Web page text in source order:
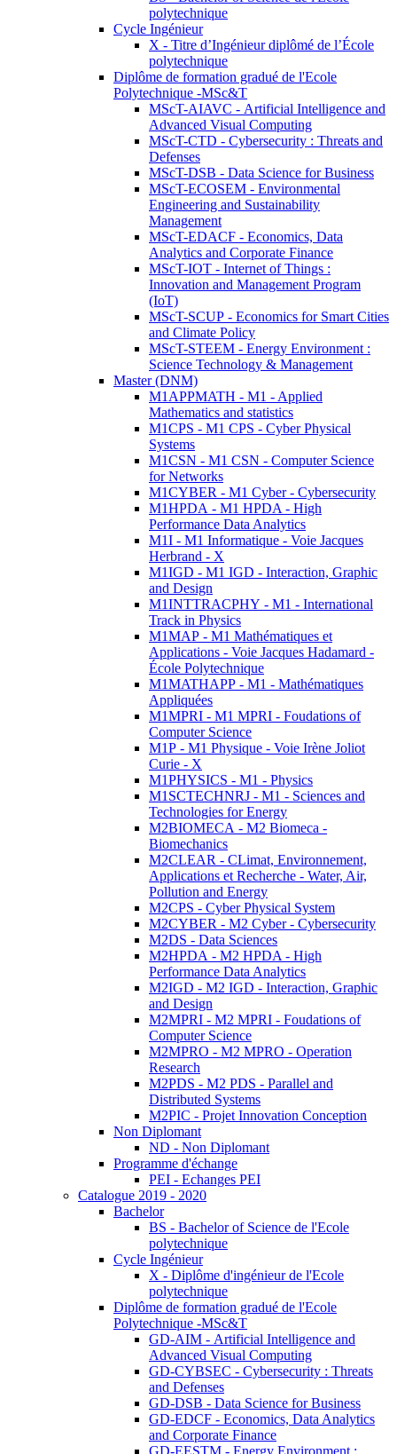
polytechnique
Cycle Ingénieur
X - Titre d’Ingénieur diplômé de l’École
polytechnique
Diplôme de formation gradué de l'Ecole
Polytechnique -MSc&T
MScT-AIAVC - Artificial Intelligence and
Advanced Visual Computing
MScT-CTD - Cybersecurity : Threats and
Defenses
MScT-DSB - Data Science for Business
MScT-ECOSEM - Environmental
Engineering and Sustainability
Management
MScT-EDACF - Economics, Data
Analytics and Corporate Finance
MScT-IOT - Internet of Things :
Innovation and Management Program
(IoT)
MScT-SCUP - Economics for Smart Cities
and Climate Policy
MScT-STEEM - Energy Environment :
Science Technology & Management
Master (DNM)
M1APPMATH - M1 - Applied
Mathematics and statistics
M1CPS - M1 CPS - Cyber Physical
Systems
M1CSN - M1 CSN - Computer Science
for Networks
M1CYBER - M1 Cyber - Cybersecurity
M1HPDA - M1 HPDA - High
Performance Data Analytics
M1I - M1 Informatique - Voie Jacques
Herbrand - X
M1IGD - M1 IGD - Interaction, Graphic
and Design
M1INTTRACPHY - M1 - International
Track in Physics
M1MAP - M1 Mathématiques et
Applications - Voie Jacques Hadamard -
École Polytechnique
M1MATHAPP - M1 - Mathématiques
Appliquées
M1MPRI - M1 MPRI - Foudations of
Computer Science
M1P - M1 Physique - Voie Irène Joliot
Curie - X
M1PHYSICS - M1 - Physics
M1SCTECHNRJ - M1 - Sciences and
Technologies for Energy
M2BIOMECA - M2 Biomeca -
Biomechanics
M2CLEAR - CLimat, Environnement,
Applications et Recherche - Water, Air,
Pollution and Energy
M2CPS - Cyber Physical System
M2CYBER - M2 Cyber - Cybersecurity
M2DS - Data Sciences
M2HPDA - M2 HPDA - High
Performance Data Analytics
M2IGD - M2 IGD - Interaction, Graphic
and Design
M2MPRI - M2 MPRI - Foudations of
Computer Science
M2MPRO - M2 MPRO - Operation
Research
M2PDS - M2 PDS - Parallel and
Distributed Systems
M2PIC - Projet Innovation Conception
Non Diplomant
ND - Non Diplomant
Programme d'échange
PEI - Echanges PEI
Catalogue 2019 - 2020
Bachelor
BS - Bachelor of Science de l'Ecole
polytechnique
Cycle Ingénieur
X - Diplôme d'ingénieur de l'Ecole
polytechnique
Diplôme de formation gradué de l'Ecole
Polytechnique -MSc&T
GD-AIM - Artificial Intelligence and
Advanced Visual Computing
GD-CYBSEC - Cybersecurity : Threats
and Defenses
GD-DSB - Data Science for Business
GD-EDCF - Economics, Data Analytics
and Corporate Finance
GD-EESTM - Energy Environment :